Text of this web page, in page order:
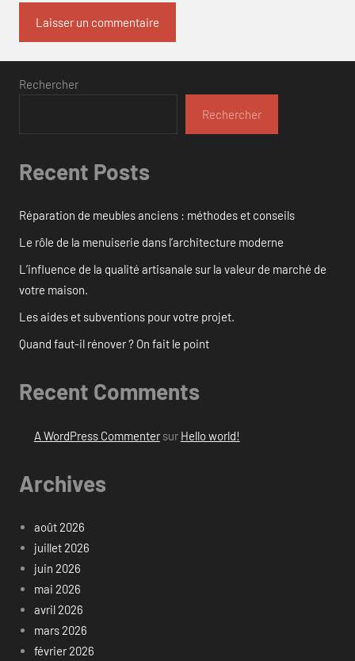
Rechercher
Rechercher
Recent Posts
Réparation de meubles anciens : méthodes et conseils
Le rôle de la menuiserie dans l’architecture moderne
L’influence de la qualité artisanale sur la valeur de marché de
votre maison.
Les aides et subventions pour votre projet.
Quand faut-il rénover ? On fait le point
Recent Comments
A WordPress Commentersur Hello world!
Archives
août 2026
juillet 2026
juin 2026
mai 2026
avril 2026
mars 2026
février 2026